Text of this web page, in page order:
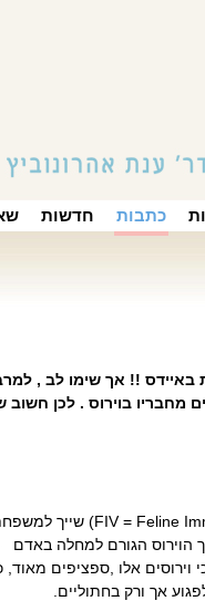
כתבות חדשות
באיידס !! אך שימו לב ,
מחבריו בוירוס . לכן
אך ורק בחתוליים.